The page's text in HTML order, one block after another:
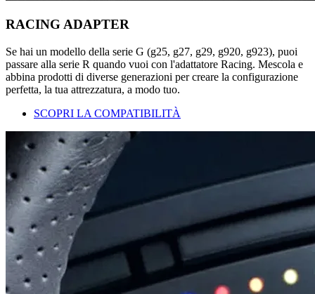
RACING ADAPTER
Se hai un modello della serie G (g25, g27, g29, g920, g923), puoi
passare alla serie R quando vuoi con l'adattatore Racing. Mescola e
abbina prodotti di diverse generazioni per creare la configurazione
perfetta, la tua attrezzatura, a modo tuo.
SCOPRI LA COMPATIBILITÀ